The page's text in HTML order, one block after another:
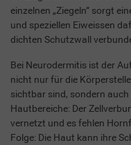
einzelnen „Ziegeln“ sorgt
und speziellen Eiweissen
dichten Schutzwall
Bei Neurodermitis ist der
nicht nur für die
sichtbar sind, sondern
Hautbereiche: Der
vernetzt und es fehlen
Folge: Die Haut kann ihre